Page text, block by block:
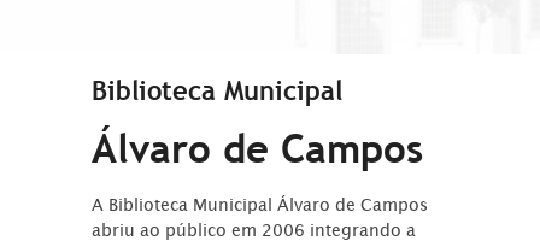
Biblioteca Municipal
Álvaro de Campos
A Biblioteca Municipal Álvaro de Campos
abriu ao público em 2006 integrando a